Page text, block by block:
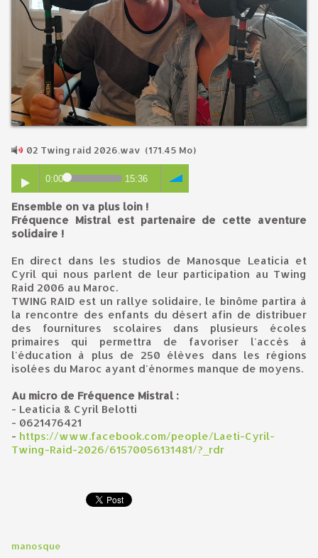
02 Twing raid 2026.wav (171.45 Mo)
0:00 15:36
Ensemble on va plus loin !
Fréquence Mistral est partenaire de cette aventure
solidaire !
En direct dans les studios de Manosque Leaticia et
Cyril qui nous parlent de leur participation au Twing
Raid 2006 au Maroc.
TWING RAID est un rallye solidaire, le binôme partira à
la rencontre des enfants du désert afin de distribuer
des fournitures scolaires dans plusieurs écoles
primaires qui permettra de favoriser l'accès à
l'éducation à plus de 250 élèves dans les régions
isolées du Maroc ayant d'énormes manque de moyens.
Au micro de Fréquence Mistral :
- Leaticia & Cyril Belotti
- 0621476421
- https://www.facebook.com/people/Laeti-Cyril-
Twing-Raid-2026/61570056131481/?_rdr
manosque